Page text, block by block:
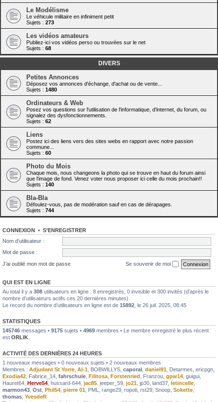
Le Modélisme
Le véhicule militaire en infiniment petit
Sujets : 273
Les vidéos amateurs
Publiez-ici vos vidéos perso ou trouvées sur le net
Sujets : 68
DIVERS
Petites Annonces
Déposez vos annonces d'échange, d'achat ou de vente...
Sujets : 1480
Ordinateurs & Web
Posez vos questions sur l'utilisation de l'informatique, d'internet, du forum, ou
signalez des dysfonctionnements.
Sujets : 62
Liens
Postez ici des liens vers des sites webs en rapport avec notre passion
commune...
Sujets : 60
Photo du Mois
Chaque mois, nous changeons la photo qui se trouve en haut du forum ainsi
que l'image de fond. Venez voter nous proposer ici celle du mois prochain!!
Sujets : 140
Bla-Bla
Défoulez-vous, pas de modération sauf en cas de dérapages.
Sujets : 744
CONNEXION • S’ENREGISTRER
Nom d’utilisateur :
Mot de passe :
J’ai oublié mon mot de passe
Se souvenir de moi
QUI EST EN LIGNE
Au total il y a 308 utilisateurs en ligne : 8 enregistrés, 0 invisible et 300 invités (d’après le
nombre d’utilisateurs actifs ces 20 dernières minutes)
Le record du nombre d’utilisateurs en ligne est de 15892 , le 26 juil. 2025, 08:45
STATISTIQUES
145746 messages • 9175 sujets • 4969 membres • Le membre enregistré le plus récent
est ORLIK
ACTIVITÉ DES DERNIÈRES 24 HEURES
1 nouveaux messages • 0 nouveaux sujets • 2 nouveaux membres
Membres : Adjudant St Yorre Al-1 BOBWILLYS caporal daniel91 Detarmes ericpgn
Exodia42
Fabrice_14 fahrschule Filitosa Forstenried Franzou gpw14 guigui
Hauret64
Herve54 hussard-644 jac85 jeeper_59 jo21 jp30 land37 letincelle
marmon43 Ost Phil54 pierre 01 PML range29 ropoti rst29 Snoop Sokette
thomas YvesdeR